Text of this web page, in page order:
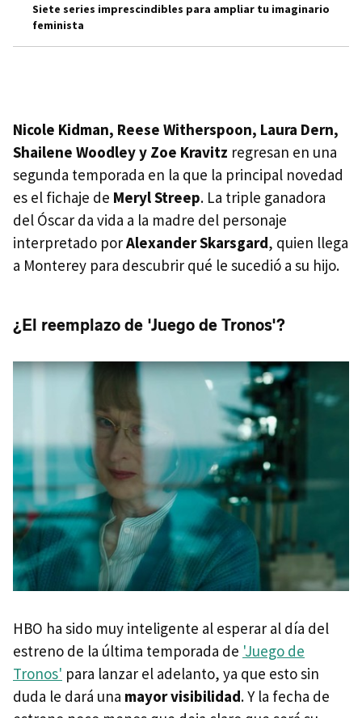
Siete series imprescindibles para ampliar tu imaginario
feminista
Nicole Kidman, Reese Witherspoon, Laura Dern,
Shailene Woodley y Zoe Kravitz regresan en una
segunda temporada en la que la principal novedad
es el fichaje de Meryl Streep. La triple ganadora
del Óscar da vida a la madre del personaje
interpretado porAlexander Skarsgard, quien llega
a Monterey para descubrir qué le sucedió a su hijo.
¿El reemplazo de 'Juego de Tronos'?
HBO ha sido muy inteligente al esperar al día del
estreno de la última temporada de 'Juego de
Tronos' para lanzar el adelanto, ya que esto sin
duda le dará una mayor visibilidad. Y la fecha de